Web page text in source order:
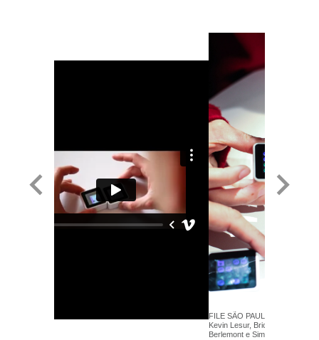
FILE SÃO PAULO 2013 - One
Kevin Lesur, Brice Roy, Franck
Berlemont e Simon Bachelier -